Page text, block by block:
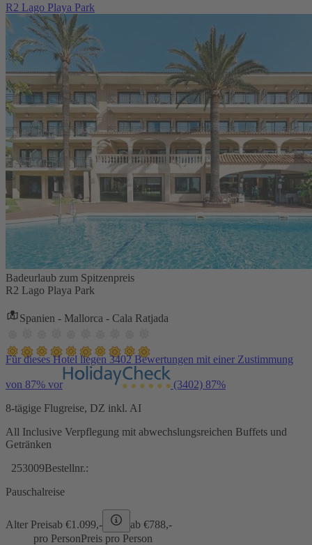
R2 Lago Playa Park
Badeurlaub zum Spitzenpreis
R2 Lago Playa Park
Spanien - Mallorca - Cala Ratjada
Für dieses Hotel liegen 3402 Bewertungen mit einer Zustimmung
von 87% vor (3402) 87%
8-tägige Flugreise, DZ inkl. AI
All Inclusive Verpflegung mit abwechslungsreichen Buffets und
Getränken
253009Bestellnr.:
Pauschalreise
Alter Preisab €1.099,- ab €788,-
pro PersonPreis pro Person